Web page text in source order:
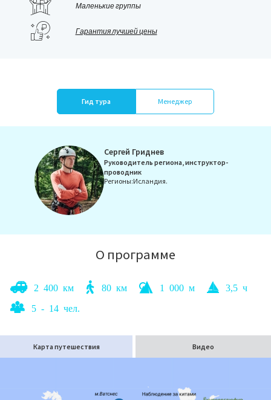
Маленькие группы
Гарантия лучшей цены
Гид тура Менеджер
Руководитель региона, инструктор-
проводник
Сергей Гриднев
Регионы:Исландия.
Telegram:
О программе
2 400 км 80 км 1 000 м 3,5 ч
5 - 14 чел.
Карта путешествия Видео